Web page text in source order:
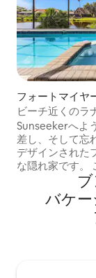
フォートマイヤ
ビーチ近くのラ
ピルオーバース
Sunseekerへよ
差し、そして忘
デザインされた
な隠れ家です。 この広々としたお家は、
快適さと海岸
ます。完全に
水塩水プール
り、暖かい日
バ⁠ケ⁠